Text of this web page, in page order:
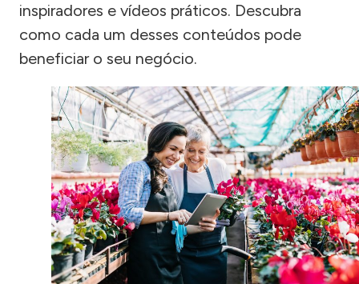
inspiradores e vídeos práticos. Descubra
como cada um desses conteúdos pode
beneficiar o seu negócio.